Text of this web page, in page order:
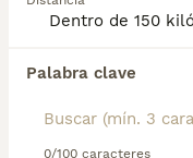
Palabra clave
0/100 caracteres
de gato.
Encontramos
Si deseas
búsqueda y